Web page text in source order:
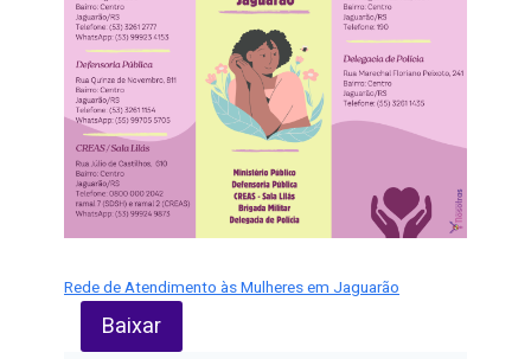
Rede de Atendimento às Mulheres em Jaguarão
Baixar